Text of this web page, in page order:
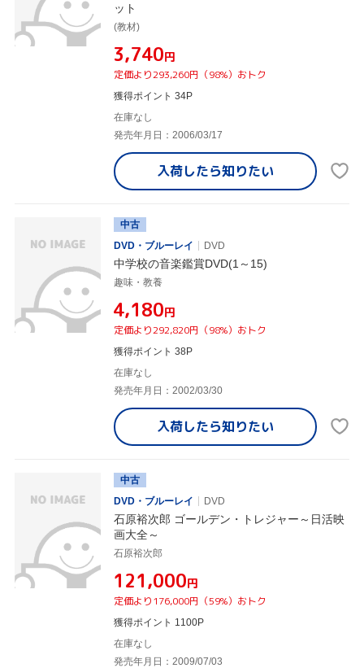
ット
(教材)
¥3,740円
定価より293,260円（98%）おトク
獲得ポイント 34P
在庫なし
発売年月日：2006/03/17
入荷したら知りたい
中古
DVD・ブルーレイ
DVD
中学校の音楽鑑賞DVD(1～15)
趣味・教養
¥4,180円
定価より292,820円（98%）おトク
獲得ポイント 38P
在庫なし
発売年月日：2002/03/30
入荷したら知りたい
中古
DVD・ブルーレイ
DVD
石原裕次郎 ゴールデン・トレジャー～日活映
画大全～
石原裕次郎
¥121,000円
定価より176,000円（59%）おトク
獲得ポイント 1100P
在庫なし
発売年月日：2009/07/03